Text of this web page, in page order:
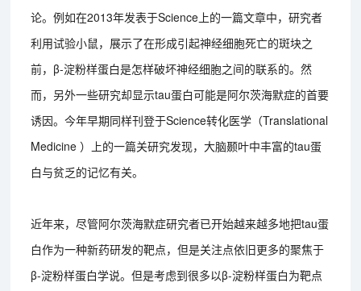
论。例如在2013年发表于Science上的一篇文章中，研究者
利用试验小鼠，展示了在形成引起神经细胞死亡的斑块之
前，β-淀粉样蛋白是怎样破坏神经细胞之间的联系的。然
而，另外一些研究却显示tau蛋白可能是阿尔茨海默症的首要
诱因。今年早期同样刊登于Science转化医学（Translational
Medicine ）上的一篇关研究发现，大脑颞叶中丰富的tau蛋
白与贫乏的记忆有关。
近年来，尽管阿尔茨海默症研究者已开始越来越多地把tau蛋
白作为一种新药研发的靶点，但是关注点依旧更多的聚焦于
β-淀粉样蛋白学说。但是考虑到很多以β-淀粉样蛋白为靶点